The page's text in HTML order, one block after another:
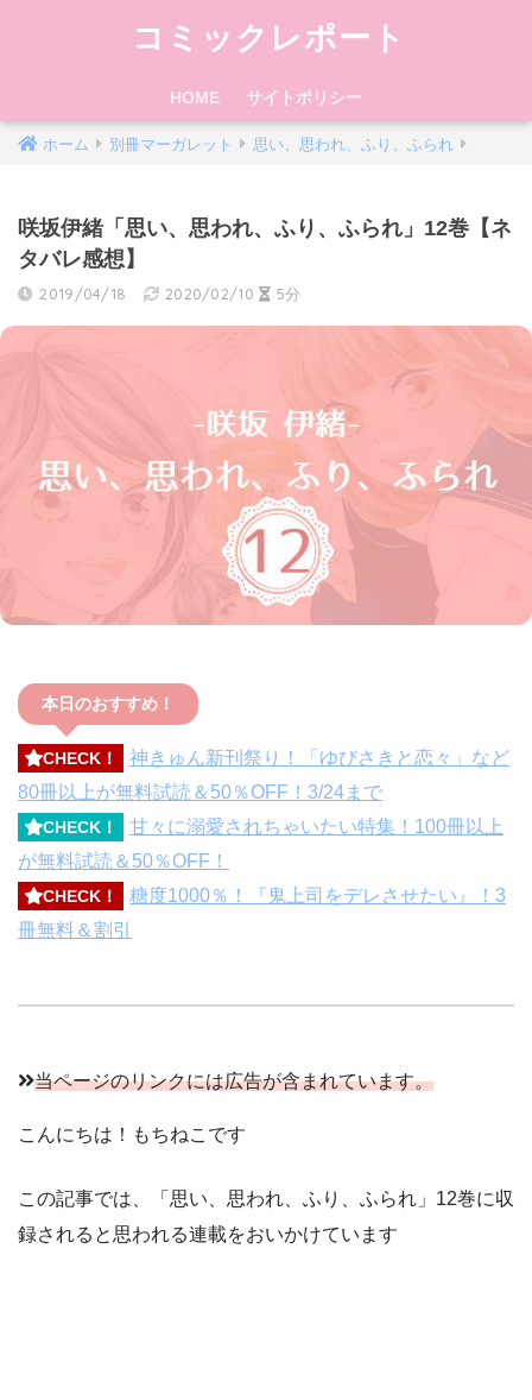
コミックレポート
HOME サイトポリシー
ホーム 別冊マーガレット 思い、思われ、ふり、ふられ
咲坂伊緒「思い、思われ、ふり、ふられ」12巻【ネ
タバレ感想】
2019/04/18 2020/02/10 5分
本日のおすすめ！
CHECK！
神きゅん新刊祭り！「ゆびさきと恋々」など
80冊以上が無料試読＆50％OFF！3/24まで
CHECK！
甘々に溺愛されちゃいたい特集！100冊以上
が無料試読＆50％OFF！
CHECK！
糖度1000％！『鬼上司をデレさせたい』！3
冊無料＆割引
当ページのリンクには広告が含まれています。
こんにちは！もちねこです
この記事では、「思い、思われ、ふり、ふられ」12巻に収
録されると思われる連載をおいかけています